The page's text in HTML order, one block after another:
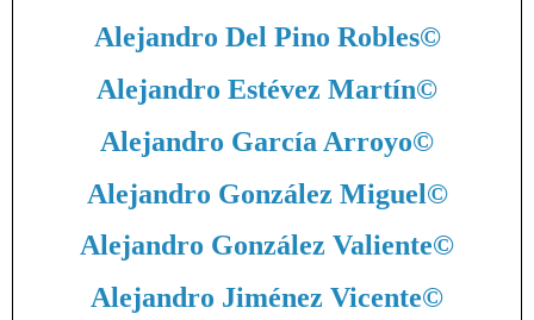
Alejandro Del Pino Robles©
Alejandro Estévez Martín©
Alejandro García Arroyo©
Alejandro González Miguel©
Alejandro González Valiente©
Alejandro Jiménez Vicente©